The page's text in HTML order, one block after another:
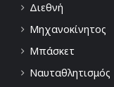
Διεθνή
Μηχανοκίνητος
Μπάσκετ
Ναυταθλητισμός